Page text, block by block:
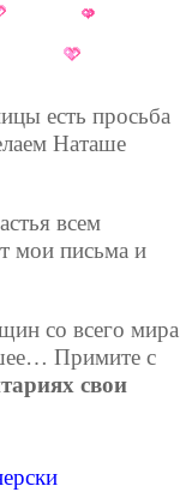
есть просьба
Наташе
всем
мои письма и
со всего мира
Примите с
свои